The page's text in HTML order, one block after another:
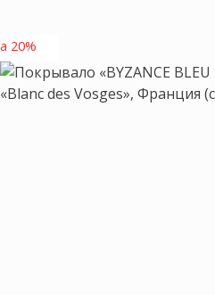
20%